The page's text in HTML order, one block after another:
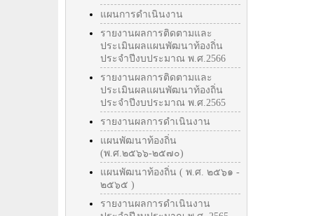
แผนการดำเนินงาน
รายงานผลการติดตามและ
ประเมินผลแผนพัฒนาท้องถิ่น
ประจำปีงบประมาณ พ.ศ.2566
รายงานผลการติดตามและ
ประเมินผลแผนพัฒนาท้องถิ่น
ประจำปีงบประมาณ พ.ศ.2565
รายงานผลการดำเนินงาน
แผนพัฒนาท้องถิ่น
(พ.ศ.๒๕๖๖-๒๕๗๐)
แผนพัฒนาท้องถิ่น ( พ.ศ. ๒๕๖๑ -
๒๕๖๕ )
รายงานผลการดำเนินงาน